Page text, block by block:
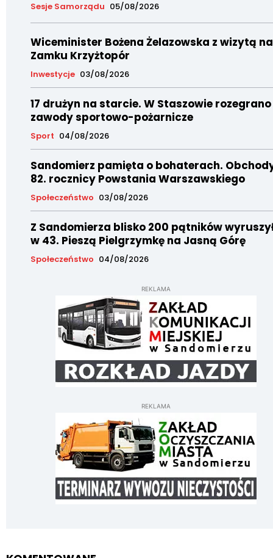
Sesje Samorządu 05/08/2026
Wiceminister Bożena Żelazowska z wizytą na
Zamku Krzyżtopór
Inwestycje 03/08/2026
17 drużyn na starcie. W Staszowie rozegrano
zawody sportowo-pożarnicze
Sport 04/08/2026
Sandomierz pamięta o bohaterach.
82. rocznicy Powstania Warszawskiego
Społeczeństwo 03/08/2026
Z Sandomierza blisko 200 pątników
w 43. Pieszą Pielgrzymkę na Jasną Górę
Społeczeństwo 04/08/2026
REKLAMA
REKLAMA